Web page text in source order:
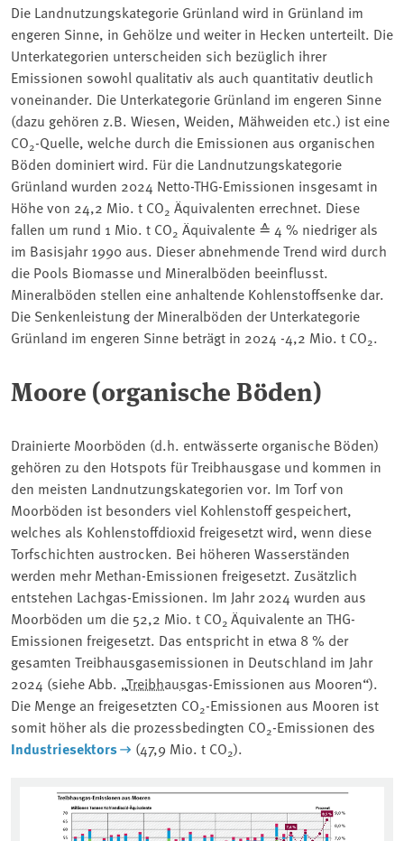
Die Landnutzungskategorie Grünland wird in Grünland im
engeren Sinne, in Gehölze und weiter in Hecken unterteilt. Die
Unterkategorien unterscheiden sich bezüglich ihrer
Emissionen sowohl qualitativ als auch quantitativ deutlich
voneinander. Die Unterkategorie Grünland im engeren Sinne
(dazu gehören z.B. Wiesen, Weiden, Mähweiden etc.) ist eine
CO2-Quelle, welche durch die Emissionen aus organischen
Böden dominiert wird. Für die Landnutzungskategorie
Grünland wurden 2024 Netto-THG-Emissionen insgesamt in
Höhe von 24,2 Mio. t CO2 Äquivalenten errechnet. Diese
fallen um rund 1 Mio. t CO2 Äquivalente ≙ 4 % niedriger als
im Basisjahr 1990 aus. Dieser abnehmende Trend wird durch
die Pools Biomasse und Mineralböden beeinflusst.
Mineralböden stellen eine anhaltende Kohlenstoffsenke dar.
Die Senkenleistung der Mineralböden der Unterkategorie
Grünland im engeren Sinne beträgt in 2024 -4,2 Mio. t CO2.
Moore (organische Böden)
Drainierte Moorböden (d.h. entwässerte organische Böden)
gehören zu den Hotspots für Treibhausgase und kommen in
den meisten Landnutzungskategorien vor. Im Torf von
Moorböden ist besonders viel Kohlenstoff gespeichert,
welches als Kohlenstoffdioxid freigesetzt wird, wenn diese
Torfschichten austrocken. Bei höheren Wasserständen
werden mehr Methan-Emissionen freigesetzt. Zusätzlich
entstehen Lachgas-Emissionen. Im Jahr 2024 wurden aus
Moorböden um die 52,2 Mio. t CO2 Äquivalente an THG-
Emissionen freigesetzt. Das entspricht in etwa 8 % der
gesamten Treibhausgasemissionen in Deutschland im Jahr
2024 (siehe Abb. „Treibhausgas-Emissionen aus Mooren“).
Die Menge an freigesetzten CO2-Emissionen aus Mooren ist
somit höher als die prozessbedingten CO2-Emissionen des
Industriesektors (47,9 Mio. t CO2).